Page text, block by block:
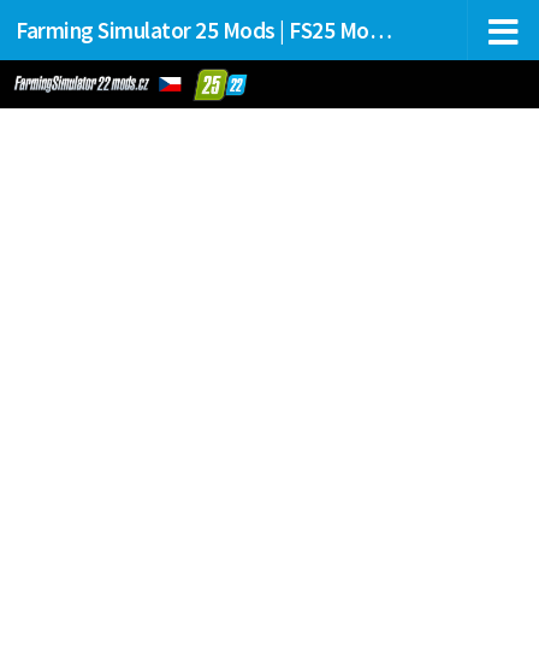
Farming Simulator 25 Mods | FS25 Mods Stahování